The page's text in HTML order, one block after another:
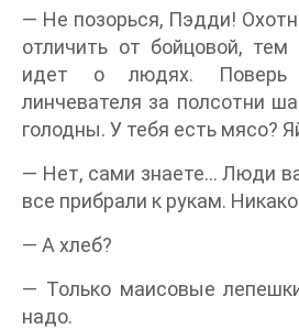
— Не позорься, Пэдди!
отличить от бойцовой, тем
идет о людях.
линчевателя за полсотни
голодны. У тебя есть мясо?
— Нет, сами знаете… Люди
все прибрали к рукам.
— А хлеб?
— Только маисовые
надо.